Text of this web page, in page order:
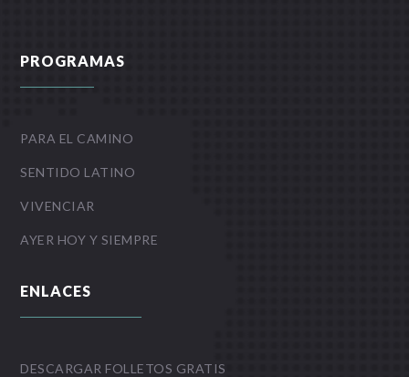
PROGRAMAS
PARA EL CAMINO
SENTIDO LATINO
VIVENCIAR
AYER HOY Y SIEMPRE
ENLACES
DESCARGAR FOLLETOS GRATIS